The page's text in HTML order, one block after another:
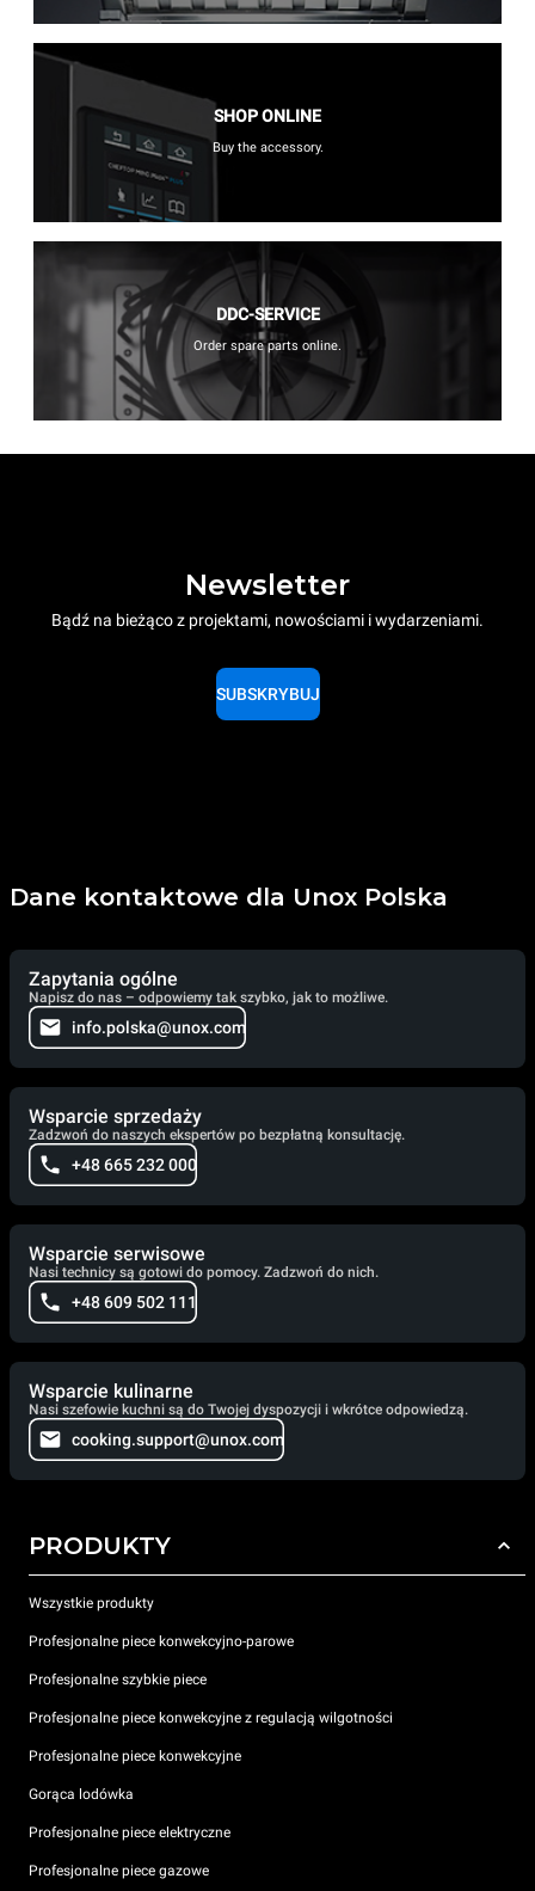
SHOP ONLINE
Buy the accessory.
DDC-SERVICE
Order spare parts online.
Newsletter
Bądź na bieżąco z projektami, nowościami i wydarzeniami.
SUBSKRYBUJ
Dane kontaktowe dla Unox Polska
Zapytania ogólne
Napisz do nas – odpowiemy tak szybko, jak to możliwe.
info.polska@unox.com
Wsparcie sprzedaży
Zadzwoń do naszych ekspertów po bezpłatną konsultację.
+48 665 232 000
Wsparcie serwisowe
Nasi technicy są gotowi do pomocy. Zadzwoń do nich.
+48 609 502 111
Wsparcie kulinarne
Nasi szefowie kuchni są do Twojej dyspozycji i wkrótce odpowiedzą.
cooking.support@unox.com
PRODUKTY
Wszystkie produkty
Profesjonalne piece konwekcyjno-parowe
Profesjonalne szybkie piece
Profesjonalne piece konwekcyjne z regulacją wilgotności
Profesjonalne piece konwekcyjne
Gorąca lodówka
Profesjonalne piece elektryczne
Profesjonalne piece gazowe